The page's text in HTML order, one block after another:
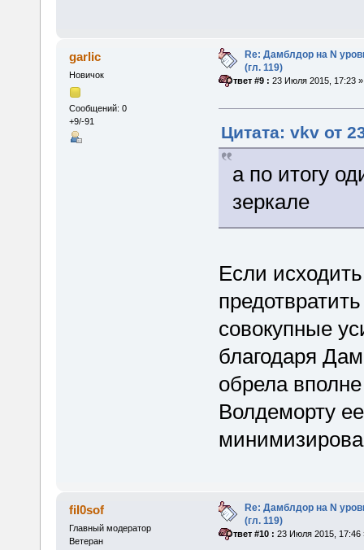
garlic
Новичок
Сообщений: 0
+9/-91
Re: Дамблдор на N
(гл. 119)
«Ответ #9 : 23 Июля 2015, 17:23 »
Цитата: vkv от
а по итогу
зеркале
Если
совокупные
благодаря
обрела
Волдеморту
fil0sof
Главный модератор
Ветеран
Re: Дамблдор на N
(гл. 119)
«Ответ #10 : 23 Июля 2015, 17:46